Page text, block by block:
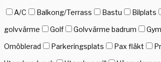
A/C
Balkong/Terrass Bastu Bilplats
golvvärme
Golf Golvvärme badrum Gym
Omöblerad
Parkeringsplats Pax fläkt